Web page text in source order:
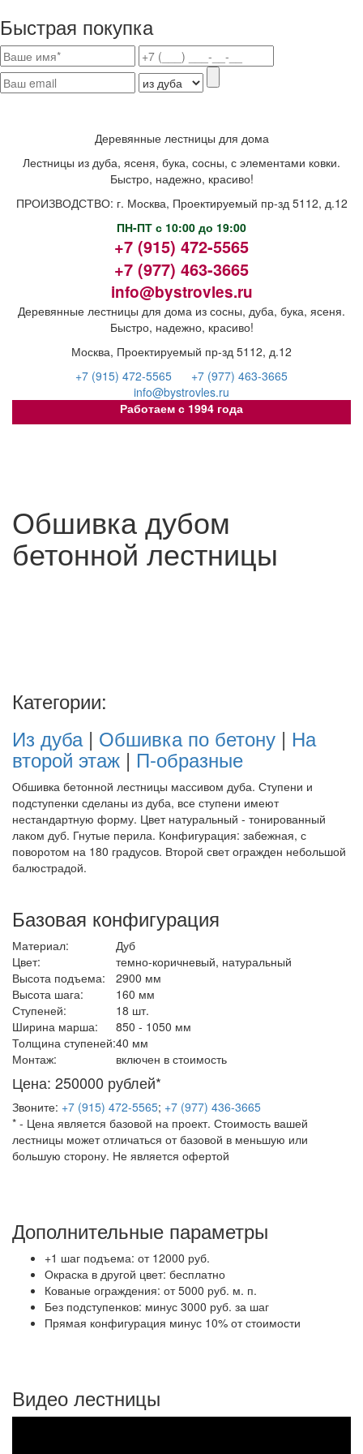
Быстрая покупка
Деревянные лестницы для дома
Лестницы из дуба, ясеня, бука, сосны, с элементами ковки.
Быстро, надежно, красиво!
ПРОИЗВОДСТВО: г. Москва, Проектируемый пр-зд 5112, д.12
ПН-ПТ с 10:00 до 19:00
+7 (915) 472-5565
+7 (977) 463-3665
info@bystrovles.ru
Деревянные лестницы для дома из сосны, дуба, бука, ясеня.
Быстро, надежно, красиво!
Москва, Проектируемый пр-зд 5112, д.12
+7 (915) 472-5565
+7 (977) 463-3665
info@bystrovles.ru
Работаем с 1994 года
Обшивка дубом
бетонной лестницы
Категории:
Из дуба| Обшивка по бетону | На
второй этаж | П-образные
Обшивка бетонной лестницы массивом дуба. Ступени и
подступенки сделаны из дуба, все ступени имеют
нестандартную форму. Цвет натуральный - тонированный
лаком дуб. Гнутые перила. Конфигурация: забежная, с
поворотом на 180 градусов. Второй свет огражден небольшой
балюстрадой.
Базовая конфигурация
Материал:
Дуб
Цвет:
темно-коричневый, натуральный
Высота подъема:
2900 мм
Высота шага:
160 мм
Ступеней:
18 шт.
Ширина марша:
850 - 1050 мм
Толщина ступеней:40 мм
Монтаж:
включен в стоимость
Цена: 250000 рублей*
Звоните: +7 (915) 472-5565; +7 (977) 436-3665
* - Цена является базовой на проект. Стоимость вашей
лестницы может отличаться от базовой в меньшую или
большую сторону. Не является офертой
Дополнительные параметры
+1 шаг подъема: от 12000 руб.
Окраска в другой цвет: бесплатно
Кованые ограждения: от 5000 руб. м. п.
Без подступенков: минус 3000 руб. за шаг
Прямая конфигурация минус 10% от стоимости
Видео лестницы